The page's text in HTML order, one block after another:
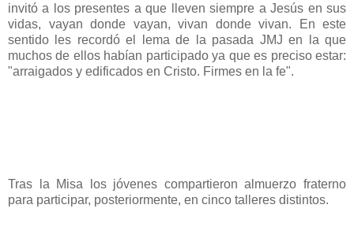
invitó a los presentes a que lleven siempre a Jesús en sus
vidas, vayan donde vayan, vivan donde vivan. En este
sentido les recordó el lema de la pasada JMJ en la que
muchos de ellos habían participado ya que es preciso estar:
"arraigados y edificados en Cristo. Firmes en la fe".
Tras la Misa los jóvenes compartieron almuerzo fraterno
para participar, posteriormente, en cinco talleres distintos.